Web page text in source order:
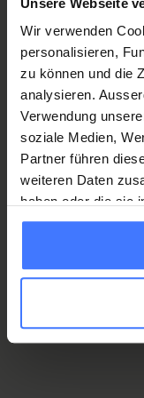
Unsere Webseite
Wir verwenden
personalisieren,
zu können und die
analysieren.
Verwendung
soziale Medien,
Partner führen
weiteren Daten
haben oder die sie
gesammelt haben.
.